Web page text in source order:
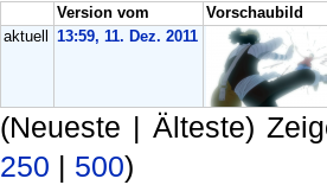
Version vom
Vorschaubild
aktuell
13:59, 11. Dez. 2011
(Neueste | Älteste)
250 | 500)